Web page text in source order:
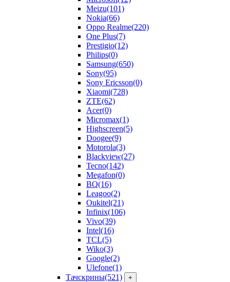
Meizu(101)
Nokia(66)
Oppo Realme(220)
One Plus(7)
Prestigio(12)
Philips(0)
Samsung(650)
Sony(95)
Sony Ericsson(0)
Xiaomi(728)
ZTE(62)
Acer(0)
Micromax(1)
Highscreen(5)
Doogee(9)
Motorola(3)
Blackview(27)
Tecno(142)
Megafon(0)
BQ(16)
Leagoo(2)
Oukitel(21)
Infinix(106)
Vivo(39)
Intel(16)
TCL(5)
Wiko(3)
Google(2)
Ulefone(1)
Тачскрины(521) +